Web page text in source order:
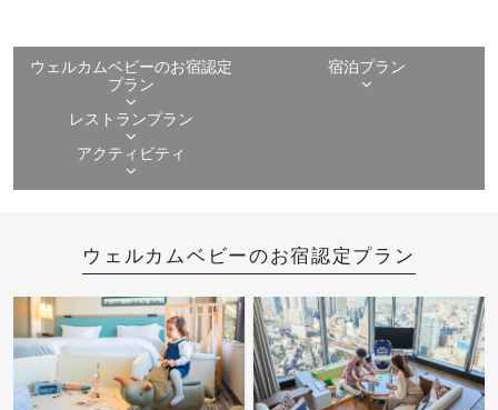
ウェルカムベビーのお宿認定
プラン
宿泊プラン
レストランプラン
アクティビティ
ウェルカムベビーのお宿認定プラン